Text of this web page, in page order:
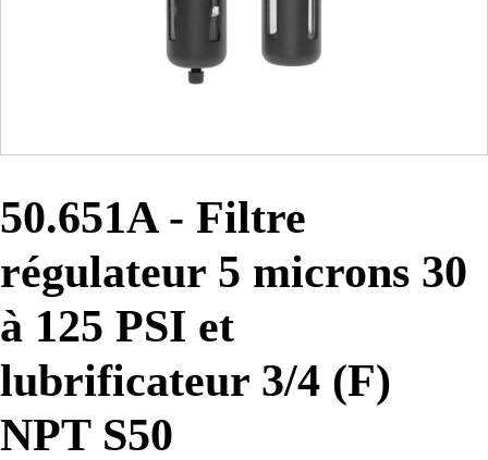
50.651A - Filtre
régulateur 5 microns 30
à 125 PSI et
lubrificateur 3/4 (F)
NPT S50